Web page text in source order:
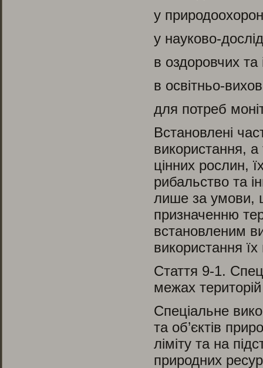
у
у науково-
в оздоровчих та
в освітньо-
для потреб
Встановлені
використання, а
цінних рослин,
рибальство та
лише за умови,
призначенню
встановленим
використання
Стаття 9-1.
межах
Спеціальне
та об’єктів
ліміту та на
природних